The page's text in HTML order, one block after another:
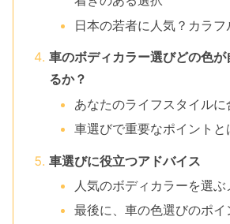
日本の若者に人気？カラフ
車のボディカラー選びどの色
るか？
あなたのライフスタイル
車選びで重要なポイントと
車選びに役立つアドバイス
人気のボディカラーを選ぶ
最後に、車の色選びのポイ